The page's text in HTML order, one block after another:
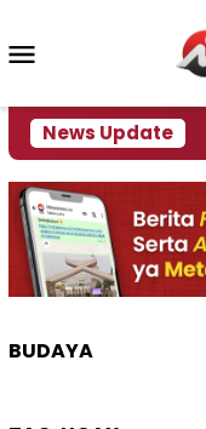
konten
News Update
Krisi Air
BUDAYA